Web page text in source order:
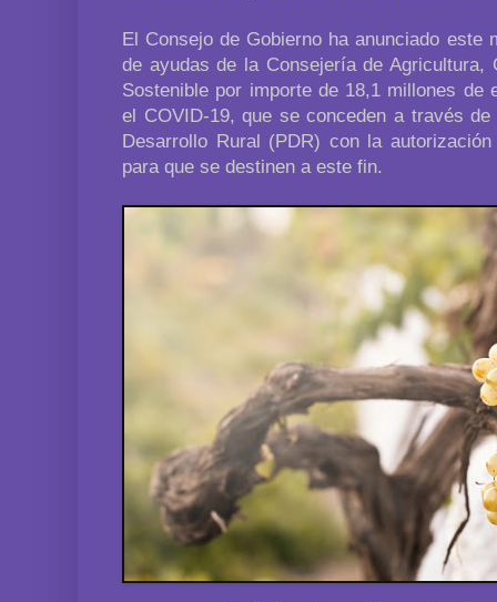
El Consejo de Gobierno ha anunciado este
de ayudas de la Consejería de Agricultura,
Sostenible por importe de 18,1 millones de
el COVID-19, que se conceden a través
Desarrollo Rural (PDR) con la
para que se destinen a este fin.